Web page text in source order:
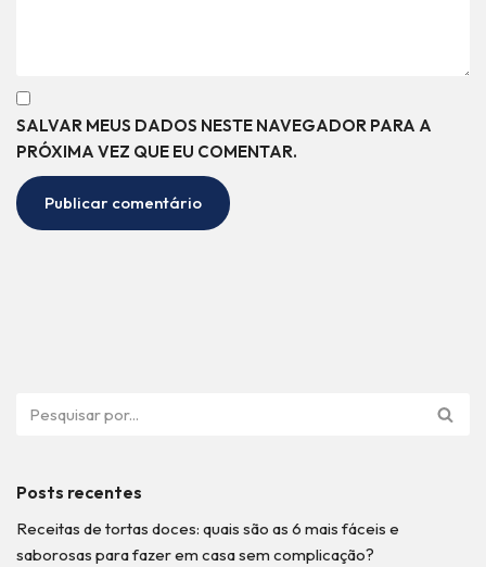
SALVAR MEUS DADOS NESTE NAVEGADOR PARA A
PRÓXIMA VEZ QUE EU COMENTAR.
Posts recentes
Receitas de tortas doces: quais são as 6 mais fáceis e
saborosas para fazer em casa sem complicação?